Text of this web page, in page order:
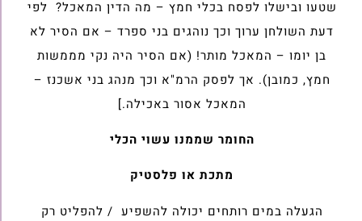
שטעו ובישלו לפסח בכלי חמץ – מה הדין המאכל? לפי
דעת השולחן ערוך וכך נוהגים בני ספרד – אם הסיר לא
בן יומו – המאכל מותר! (אם הסיר היה נקי מממשות
חמץ, כמובן). אך לפסק הרמ"א וכך מנהג בני אשכנז –
המאכל אסור באכילה.]
החומר שממנו עשוי הכלי
מתכת או פלסטיק
הגעלה במים רותחים יכולה להשפיע / להפליט רק